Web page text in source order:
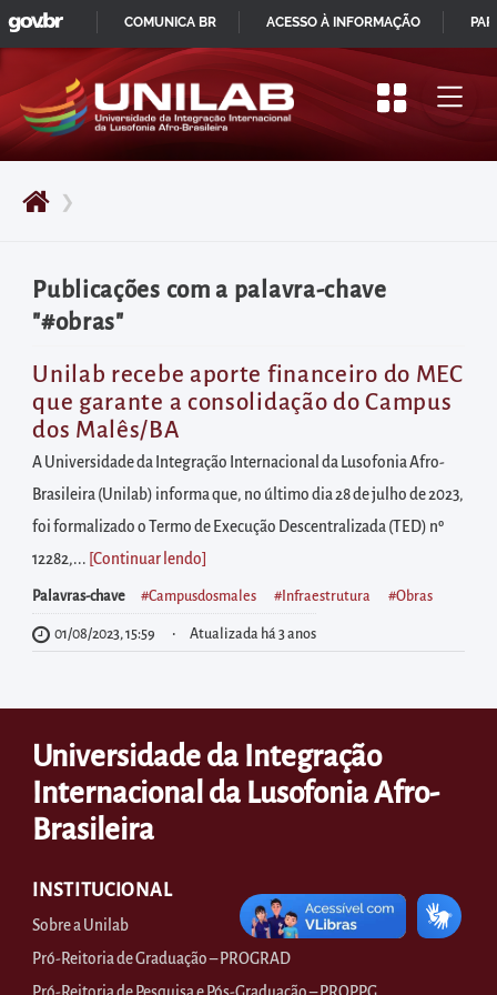
Pular
para
início
do
principal
Acessar
diretamente
o
menu
principal
Acessar
diretamente
à
área
para
realizar
buscas
diretamente
as
informações
no
rodapé
❯
Publicações com a palavra-chave
"#obras"
Unilab recebe aporte financeiro do MEC
que garante a consolidação do Campus
dos Malês/BA
A Universidade da Integração Internacional da Lusofonia Afro-
Brasileira (Unilab) informa que, no último dia 28 de julho de 2023,
foi formalizado o Termo de Execução Descentralizada (TED) nº
12282,... [Continuar lendo
Palavras-chave #campusdosmales #infraestrutura #obras
01/08/2023, 15:59 Atualizada há 3 anos
Universidade da Integração
Internacional da Lusofonia Afro-
Brasileira
INSTITUCIONAL
Sobre a Unilab
Pró-Reitoria de Graduação – PROGRAD
IR
PARA
CONTEÚDO
GOVBR
COMUNICA BR ACESSO À INFORMAÇÃO